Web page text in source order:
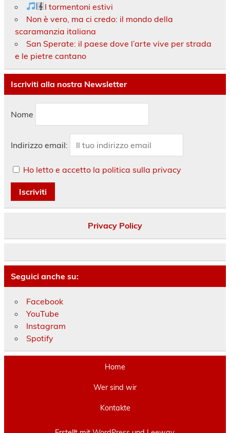
I tormentoni estivi
Non è vero, ma ci credo: il mondo della
scaramanzia italiana
San Sperate: il paese dove l’arte vive per strada
e le pietre cantano
Iscriviti alla nostra Newsletter
Nome
Indirizzo email:
Ho letto e accetto la politica sulla privacy
Privacy Policy
Seguici anche su:
Facebook
YouTube
Instagram
Spotify
Home
Wer sind wir
Kontakte